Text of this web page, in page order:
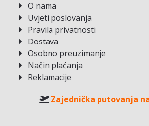
O nama
Uvjeti poslovanja
Pravila privatnosti
Dostava
Osobno preuzimanje
Način plaćanja
Reklamacije
Zajednička putovanja